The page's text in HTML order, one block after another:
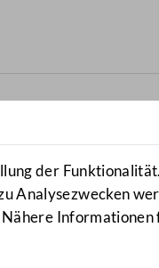
der
Analysezwecken
Informationen